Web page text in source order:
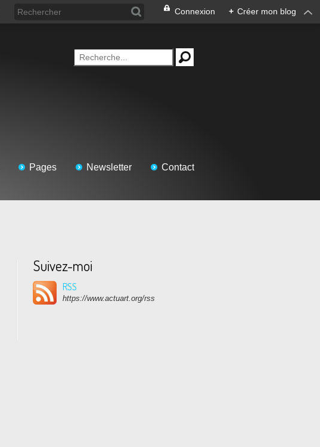
Connexion + Créer mon blog
Pages Newsletter Contact
Suivez-moi
RSS
https://www.actuart.org/rss